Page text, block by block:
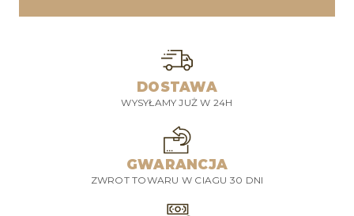
DOSTAWA
WYSYŁAMY JUŻ W 24H
GWARANCJA
ZWROT TOWARU W CIAGU 30 DNI